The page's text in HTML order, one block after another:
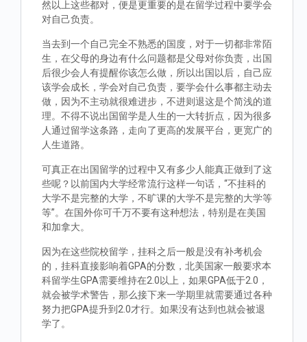
然以上这些都对，便是更重要的是在留学过程中要学会
对自己负责。
当去到一个自己完全不熟悉的国度，对于一切都非常陌
生，在父母的身边有什么问题都是父母对你负责，出国
后很少会人有提醒你该怎么做，所以出国以后，自己应
该学会成长，学会对自己负责，要学会什么事都主动去
做，因为不主动就很难进步，不进则退这是个简浅的道
理。不得不说出国留学是人生的一大转折点，因为很多
人通过留学这条路，走向了更高的发展平台，更宽广的
人生道路。
可真正在出国留学的过程中又有多少人能真正做到了这
些呢？以前国内大学经常流行这样一句话，“不挂科的
大学不是完整的大学，不旷课的大学不是完整的大学等
等”。在国外你可千万不要有这种想法，特别是在美国
和加拿大。
因为在这些院校留学，挂科之后一般是没有补考机会
的，挂科直接影响着GPA的分数，北美国家一般要求本
科留学生GPA需要维持在2.0以上，如果GPA低于2.0，
就会被学术警告，那么接下来一学期里就需要通过各种
努力把GPA提升到2.0才行。如果没有达到也就会被退
学了。